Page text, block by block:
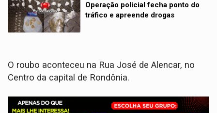
Operação policial fecha ponto do
tráfico e apreende drogas
O roubo aconteceu na Rua José de Alencar, no
Centro da capital de Rondônia.